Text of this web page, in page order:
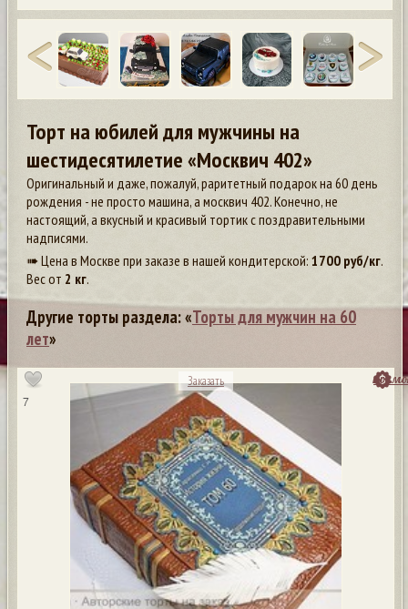
Торт на юбилей для мужчины на
шестидесятилетие «Москвич 402»
Оригинальный и даже, пожалуй, раритетный подарок на 60 день
рождения - не просто машина, а москвич 402. Конечно, не
настоящий, а вкусный и красивый тортик с поздравительными
надписями.
➠ Цена в Москве при заказе в нашей кондитерской: 1700 руб/кг.
Вес от 2 кг.
Другие торты раздела: «Торты для мужчин на 60
лет»
7
Заказать